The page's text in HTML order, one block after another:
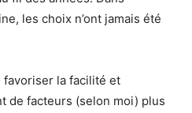
les choix n’ont jamais été
favoriser la facilité et
de facteurs (selon moi) plus